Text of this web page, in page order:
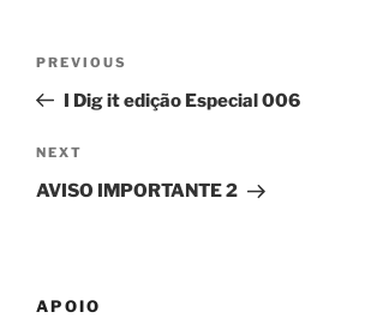
Previous
Post
PREVIOUS
I Dig it edição Especial 006
Next
Post
NEXT
AVISO IMPORTANTE 2
APOIO